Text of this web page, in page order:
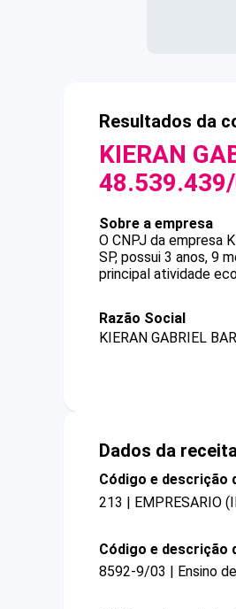
Resultados da
KIERAN
Sobre a empresa
O CNPJ da empresa
SP, possui 3 anos, 9
principal atividade
Razão Social
KIERAN GABRIEL
Dados da
Código e descrição
213 | EMPRESARIO
Código e descrição
8592-9/03 | Ensino